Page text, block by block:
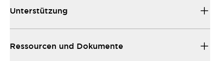
Unterstützung
Ressourcen und Dokumente